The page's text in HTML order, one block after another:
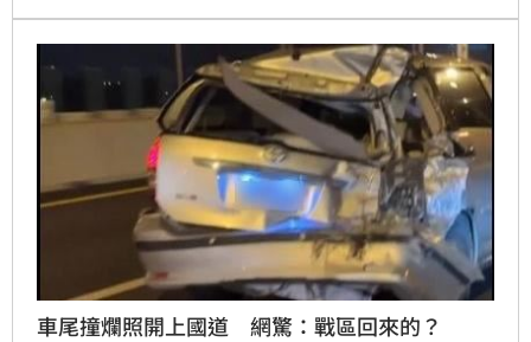
車尾撞爛照開上國道 網驚：戰區回來的？